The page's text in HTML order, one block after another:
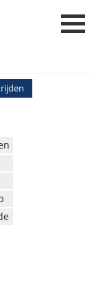
Login
Uitslagen